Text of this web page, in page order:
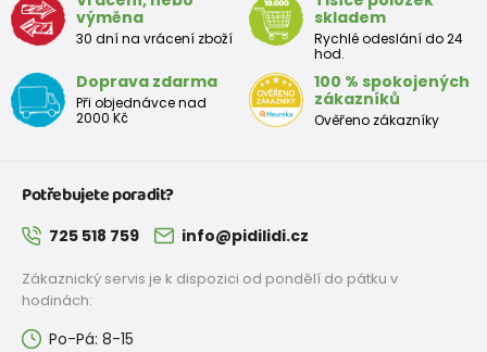
Velikost
35 36 37 38 39 40 41 42
Rozměr
stélky v
225 243 249 255 261
výměna
30 dní na vrácení zboží
skladem
Rychlé odeslání do 24
hod.
Doprava zdarma
Při objednávce nad
2000 Kč
100 % spokojených
zákazníků
Ověřeno zákazníky
Potřebujete poradit?
725 518 759 info@pidilidi.cz
Zákaznický servis je k dispozici od pondělí do pátku v
hodinách:
Po-Pá: 8-15